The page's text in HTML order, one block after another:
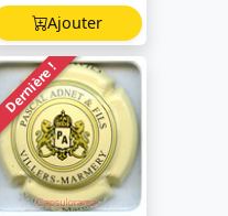
Ajouter
Dernière !